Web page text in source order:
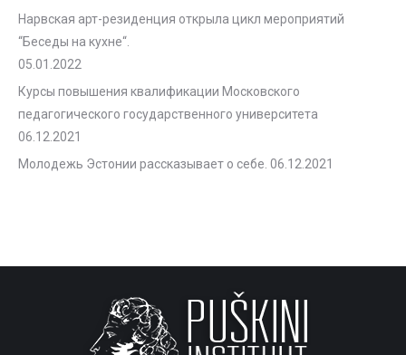
Нарвская арт-резиденция открыла цикл мероприятий
“Беседы на кухне“.
05.01.2022
Курсы повышения квалификации Московского
педагогического государственного университета
06.12.2021
Молодежь Эстонии рассказывает о себе. 06.12.2021